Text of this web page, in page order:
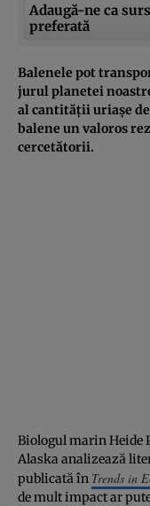
Adaugă-ne ca
preferată
Balenele pot
jurul planetei
al cantității uriașe
balene un valoros
cercetătorii.
Biologul marin Heide
Alaska analizează
publicată în Trends in
de mult impact ar